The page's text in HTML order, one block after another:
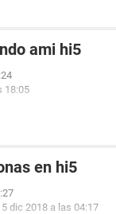
ami hi5
18:05
en hi5
dic 2018 a las 04:17